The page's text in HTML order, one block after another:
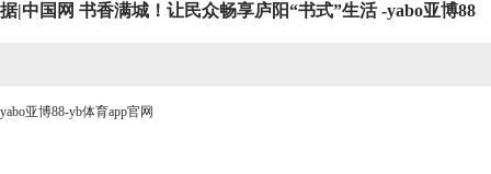
据|中国网 书香满城！让民众畅享庐阳“书式”生活 -yabo亚博88
yabo亚博88-yb体育app官网